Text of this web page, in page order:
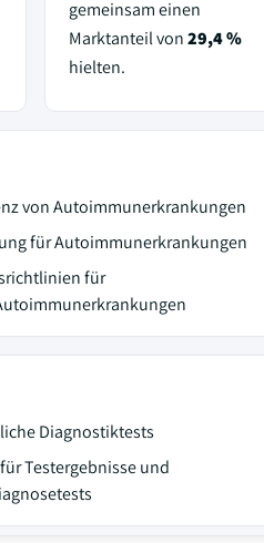
gemeinsam einen
Marktanteil von29,4 %
hielten.
von Autoimmunerkrankungen
für Autoimmunerkrankungen
für
Diagnostiktests
Testergebnisse und